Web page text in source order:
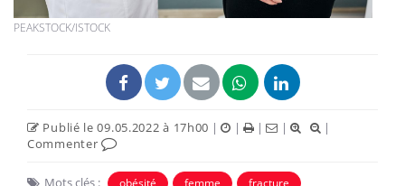
PEAKSTOCK/ISTOCK
Publié le 09.05.2022 à 17h00 | | | |
|
Commenter
Mots clés : obésité femme fracture